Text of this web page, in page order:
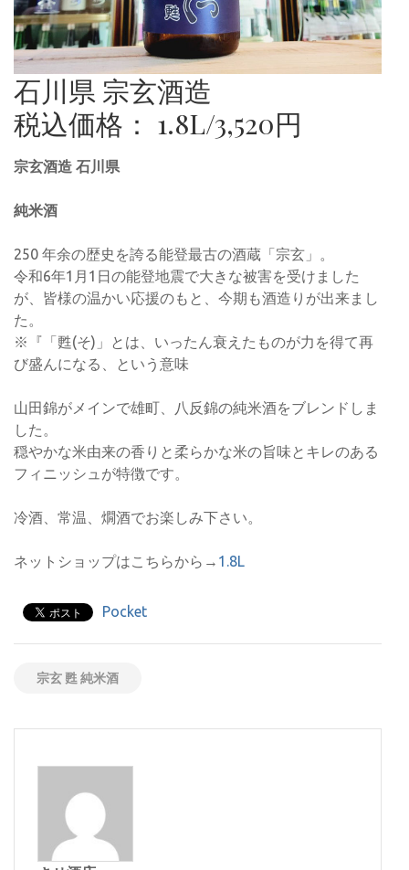
石川県 宗玄酒造
税込価格： 1.8L/3,520円
宗玄酒造 石川県
純米酒
250 年余の歴史を誇る能登最古の酒蔵「宗玄」。
令和6年1月1日の能登地震で大きな被害を受けました
が、皆様の温かい応援のもと、今期も酒造りが出来まし
た。
※『「甦(そ)」とは、いったん衰えたものが力を得て再
び盛んになる、という意味
山田錦がメインで雄町、八反錦の純米酒をブレンドしま
した。
穏やかな米由来の香りと柔らかな米の旨味とキレのある
フィニッシュが特徴です。
冷酒、常温、燗酒でお楽しみ下さい。
ネットショップはこちらから→ 1.8L
Pocket
宗玄 甦 純米酒